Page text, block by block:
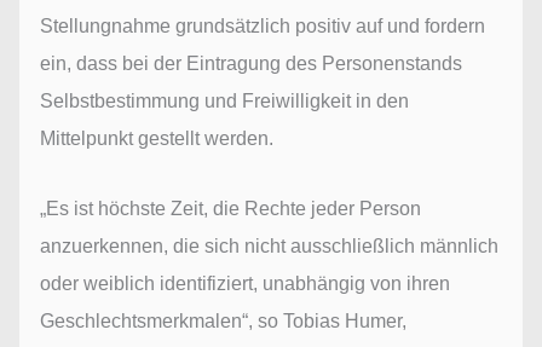
Stellungnahme grundsätzlich positiv auf und fordern
ein, dass bei der Eintragung des Personenstands
Selbstbestimmung und Freiwilligkeit in den
Mittelpunkt gestellt werden.
„Es ist höchste Zeit, die Rechte jeder Person
anzuerkennen, die sich nicht ausschließlich männlich
oder weiblich identifiziert, unabhängig von ihren
Geschlechtsmerkmalen“, so Tobias Humer,